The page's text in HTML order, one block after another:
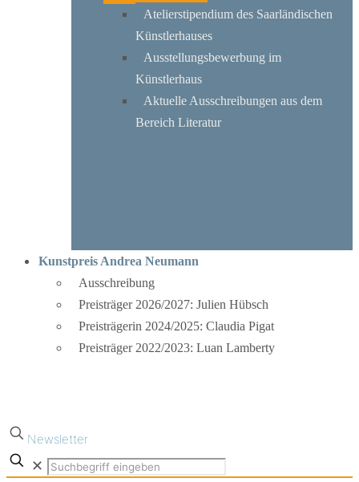
Atelierstipendium des Saarländischen
Künstlerhauses
Ausstellungsbewerbung im
Künstlerhaus
Aktuelle Ausschreibungen aus dem
Bereich Literatur
Kunstpreis Andrea Neumann
Ausschreibung
Preisträger 2026/2027: Julien Hübsch
Preisträgerin 2024/2025: Claudia Pigat
Preisträger 2022/2023: Luan Lamberty
Newsletter
✕